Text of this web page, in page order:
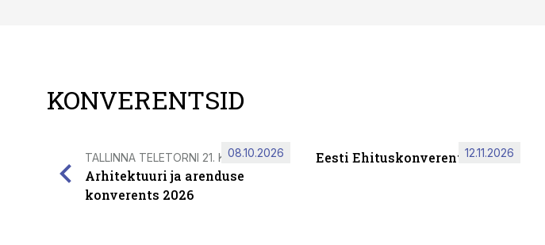
KONVERENTSID
TALLINNA TELETORNI 21. KORRUSEL
Arhitektuuri ja arenduse
konverents 2026
08.10.2026 Eesti Ehituskonverents 2026
12.11.2026